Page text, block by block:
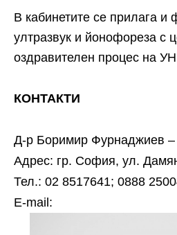
В кабинетите се прилага и
ултразвук и йонофореза с
оздравителен процес на
КОНТАКТИ
Д-р Боримир Фурнаджиев
Адрес: гр. София, ул.
Тел.: 02 8517641; 0888
Е-mail: